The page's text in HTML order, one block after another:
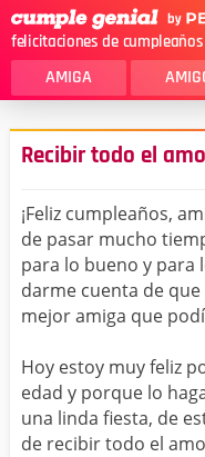
felicitaciones de cumpleaños
AMIGA
MAMA
SOBRINA
HERMANO
NOVIA
TIA
ALGUIEN ESPECIAL
Recibir todo el
¡Feliz cumpleaños,
de pasar mucho
para lo bueno y para
darme cuenta de que
mejor amiga que
Hoy estoy muy feliz
edad y porque lo
una linda fiesta, de
de recibir todo el